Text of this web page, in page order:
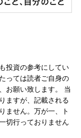
投資の参考にしてい
っては読者ご自身の
お願い致します。 当
ますが、記載される
ません。万が一、ト
切行っておりません